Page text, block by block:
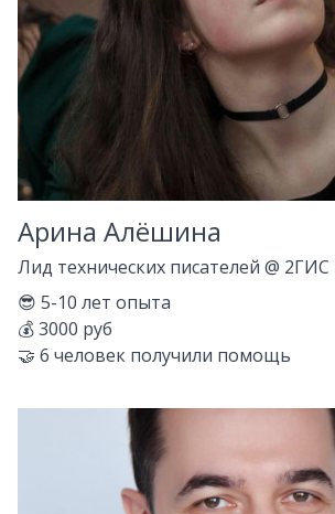
Арина Алёшина
Лид технических писателей @ 2ГИС
😎 5-10 лет опыта
💰3000 руб
🤝 6 человек получили помощь